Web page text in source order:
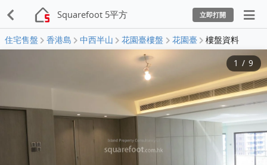
Squarefoot 5平方 立即打開
住宅售盤 香港島 中西半山 花園臺樓盤 花園臺 樓盤資料
1 / 9